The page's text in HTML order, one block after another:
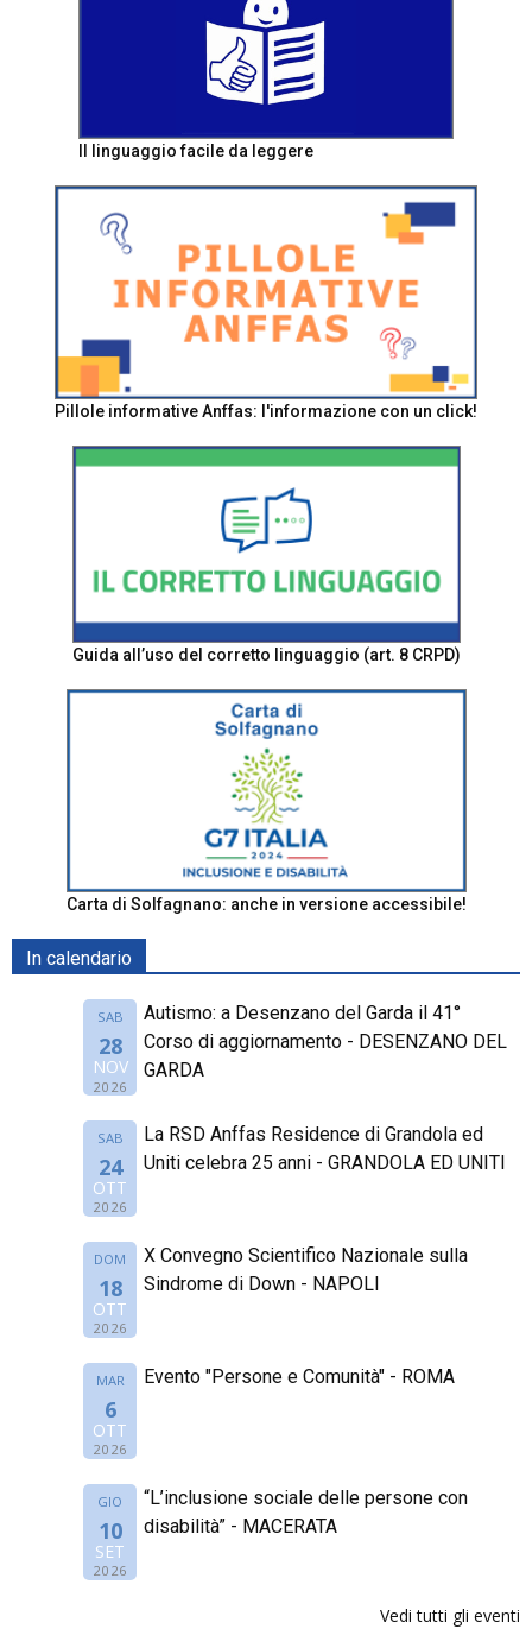
Il linguaggio facile da leggere
Pillole informative Anffas: l'informazione con un click!
Guida all’uso del corretto linguaggio (art. 8 CRPD)
Carta di Solfagnano: anche in versione accessibile!
In calendario
SAB
28
NOV
2026
Autismo: a Desenzano del Garda il 41°
Corso di aggiornamento - DESENZANO DEL
GARDA
SAB
24
OTT
2026
La RSD Anffas Residence di Grandola ed
Uniti celebra 25 anni - GRANDOLA ED UNITI
DOM
18
OTT
2026
X Convegno Scientifico Nazionale sulla
Sindrome di Down - NAPOLI
MAR
6
OTT
2026
Evento "Persone e Comunità" - ROMA
GIO
10
SET
2026
“L’inclusione sociale delle persone con
disabilità” - MACERATA
Vedi tutti gli eventi